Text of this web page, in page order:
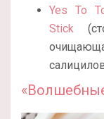
Yes To
Stick